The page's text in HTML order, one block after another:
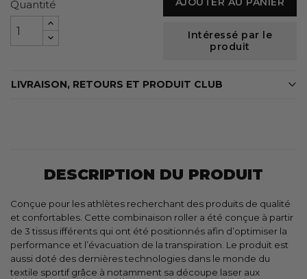
Quantité
Intéressé par le
produit
LIVRAISON, RETOURS ET PRODUIT CLUB
DESCRIPTION DU PRODUIT
Conçue pour les athlètes recherchant des produits de qualité
et confortables. Cette combinaison roller a été conçue à partir
de 3 tissus ifférents qui ont été positionnés afin d’optimiser la
performance et l’évacuation de la transpiration. Le produit est
aussi doté des dernières technologies dans le monde du
textile sportif grâce à notamment sa découpe laser aux